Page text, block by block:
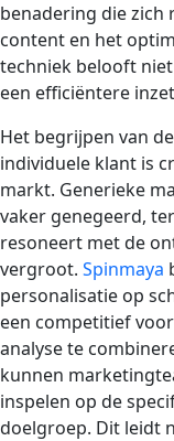
benadering die zich
content en het
techniek belooft
een efficiëntere
Het begrijpen van
individuele klant is
markt. Generieke
vaker genegeerd,
resoneert met de
vergroot. Spinmaya
personalisatie op
een competitief
analyse te
kunnen
inspelen op de
doelgroep. Dit leidt